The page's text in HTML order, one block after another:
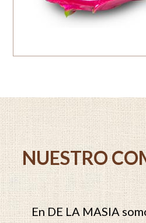
NUESTRO
En DE LA MASIA